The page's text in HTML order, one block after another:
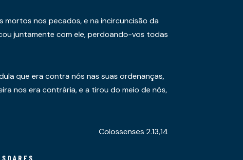
mortos nos pecados, e na incircuncisão da
juntamente com ele, perdoando-vos todas
que era contra nós nas suas ordenanças,
nos era contrária, e a tirou do meio de nós,
Colossenses 2.13,14